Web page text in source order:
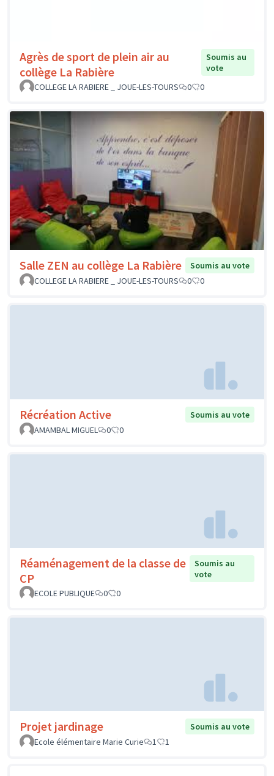
Agrès de sport de plein air au
collège La Rabière
Soumis au
vote
COLLEGE LA RABIERE _ JOUE-LES-TOURS
0 0
Salle ZEN au collège La Rabière
Soumis au vote
COLLEGE LA RABIERE _ JOUE-LES-TOURS
0 0
Récréation Active
Soumis au vote
AMAMBAL MIGUEL
0 0
Réaménagement de la classe de
CP
Soumis au
vote
ECOLE PUBLIQUE
0 0
Projet jardinage
Soumis au vote
Ecole élémentaire Marie Curie
1 1